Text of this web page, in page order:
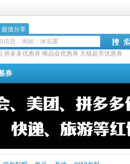
超值分享
拼多多优惠券 唯品会优惠券 天猫超市优惠券
券